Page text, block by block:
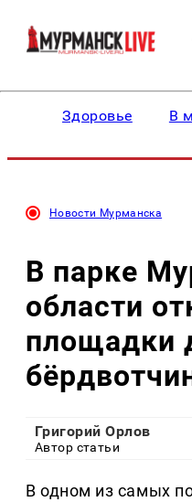
Здоровье В
Новости Мурманска
В парке
области
площадки
Григорий Орлов
Автор статьи
В одном из самых